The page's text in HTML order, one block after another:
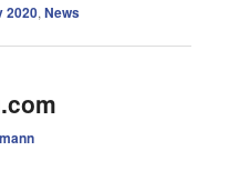
2020,News